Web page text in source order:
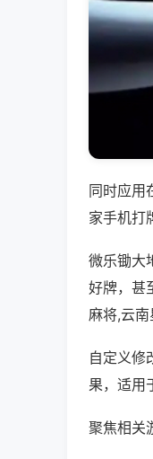
同时应用
家手机打
微乐锄大
好牌，甚
麻将,云
自定义修
果，适用
聚焦相关